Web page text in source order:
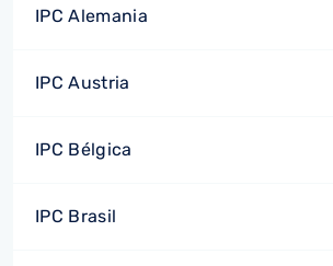
IPC Alemania
IPC Austria
IPC Bélgica
IPC Brasil